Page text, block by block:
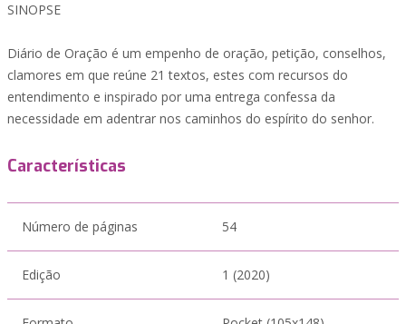
SINOPSE
Diário de Oração é um empenho de oração, petição, conselhos,
clamores em que reúne 21 textos, estes com recursos do
entendimento e inspirado por uma entrega confessa da
necessidade em adentrar nos caminhos do espírito do senhor.
Características
Número de páginas 54
Edição 1 (2020)